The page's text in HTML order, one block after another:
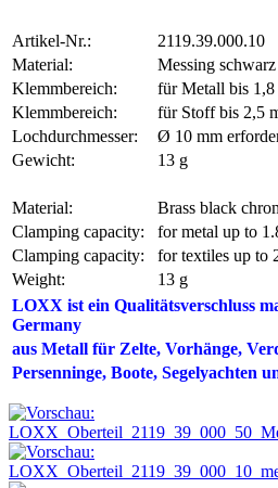
Artikel-Nr.:
2119.39.000.10
Material:
Messing
Klemmbereich:
für Metall bis 1,8
Klemmbereich:
für Stoff bis 2,5
Lochdurchmesser:
Ø 10 mm
Gewicht:
13 g
Material:
Brass black
Clamping capacity:
for metal up to
Clamping capacity:
for textiles up to
Weight:
13 g
LOXX ist ein Qualitätsverschluss
Germany
aus Metall für Zelte, Vorhänge,
Persenninge, Boote, Segelyachten